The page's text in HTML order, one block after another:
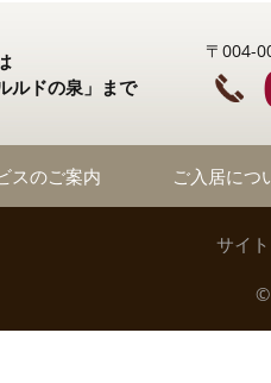
ルドの泉」まで
〒004-
スのご案内 ご入居につ
サイ
©